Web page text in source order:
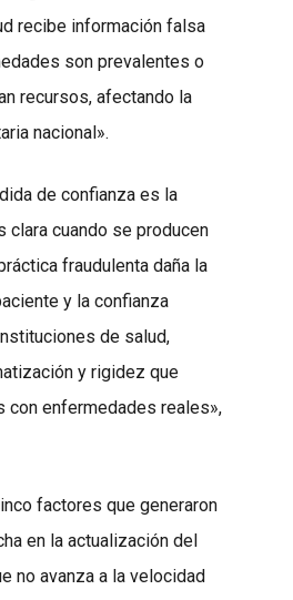
recibe información falsa
son prevalentes o
recursos, afectando la
nacional».
de confianza es la
clara cuando se producen
fraudulenta daña la
y la confianza
de salud,
y rigidez que
con enfermedades reales»,
factores que generaron
en la actualización del
no avanza a la velocidad